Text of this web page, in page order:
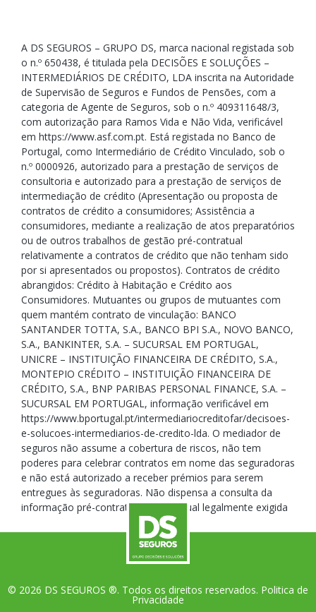
A DS SEGUROS – GRUPO DS, marca nacional registada sob
o n.º 650438, é titulada pela DECISÕES E SOLUÇÕES –
INTERMEDIÁRIOS DE CRÉDITO, LDA inscrita na Autoridade
de Supervisão de Seguros e Fundos de Pensões, com a
categoria de Agente de Seguros, sob o n.º 409311648/3,
com autorização para Ramos Vida e Não Vida, verificável
em https://www.asf.com.pt. Está registada no Banco de
Portugal, como Intermediário de Crédito Vinculado, sob o
n.º 0000926, autorizado para a prestação de serviços de
consultoria e autorizado para a prestação de serviços de
intermediação de crédito (Apresentação ou proposta de
contratos de crédito a consumidores; Assistência a
consumidores, mediante a realização de atos preparatórios
ou de outros trabalhos de gestão pré-contratual
relativamente a contratos de crédito que não tenham sido
por si apresentados ou propostos). Contratos de crédito
abrangidos: Crédito à Habitação e Crédito aos
Consumidores. Mutuantes ou grupos de mutuantes com
quem mantém contrato de vinculação: BANCO
SANTANDER TOTTA, S.A., BANCO BPI S.A., NOVO BANCO,
S.A., BANKINTER, S.A. – SUCURSAL EM PORTUGAL,
UNICRE – INSTITUIÇÃO FINANCEIRA DE CRÉDITO, S.A.,
MONTEPIO CRÉDITO – INSTITUIÇÃO FINANCEIRA DE
CRÉDITO, S.A., BNP PARIBAS PERSONAL FINANCE, S.A. –
SUCURSAL EM PORTUGAL, informação verificável em
https://www.bportugal.pt/intermediariocreditofar/decisoes-
e-solucoes-intermediarios-de-credito-lda. O mediador de
seguros não assume a cobertura de riscos, não tem
poderes para celebrar contratos em nome das seguradoras
e não está autorizado a receber prémios para serem
entregues às seguradoras. Não dispensa a consulta da
informação pré-contratual e contratual legalmente exigida
© 2026 DS SEGUROS ®. Todos os direitos reservados. Politica de
Privacidade